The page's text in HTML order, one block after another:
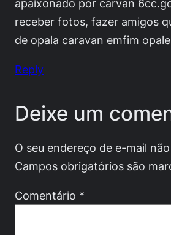
apaixonado por carvan
receber fotos, fazer amigos
de opala caravan emfim
Reply
Deixe um
O seu endereço de e-mail
Campos obrigatórios são
Comentário *